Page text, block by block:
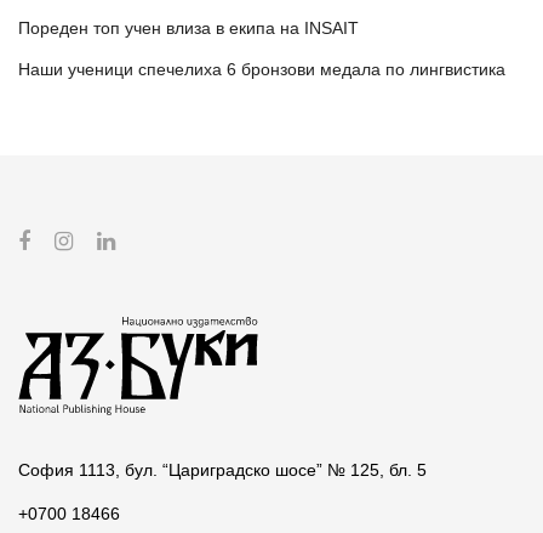
Пореден топ учен влиза в екипа на INSAIT
Наши ученици спечелиха 6 бронзови медала по лингвистика
София 1113, бул. “Цариградско шосе” № 125, бл. 5
+0700 18466